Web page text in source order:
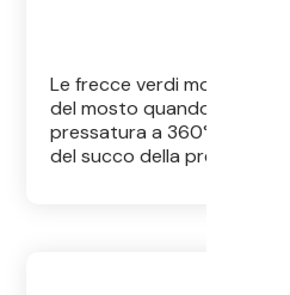
Le frecce verdi mostrano
del mosto quando il mosto
pressatura a 360° al
del succo della pressa nella